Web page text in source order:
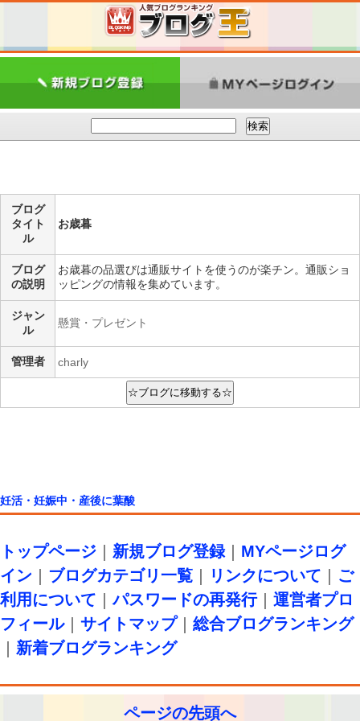
ブログ
タイト
ル
お歳暮
ブログ
の説明
お歳暮の品選びは通販サイトを使うのが楽チン。通販ショ
ッピングの情報を集めています。
ジャン
ル
懸賞・プレゼント
管理者 charly
妊活・妊娠中・産後に葉酸
トップページ 新規ブログ登録｜ MYページログ
イン
ブログカテゴリ一覧 リンクについて
ご
利用について ｜パスワードの再発行｜ 運営者プロ
フィール｜ サイトマップ｜ 総合ブログランキング
新着ブログランキング
ページの先頭へ